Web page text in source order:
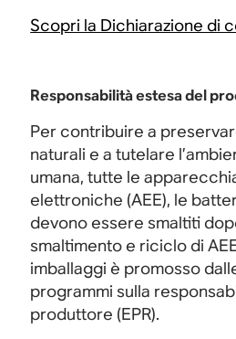
Scopri la Dichiarazione di
Responsabilità estesa del
Per contribuire a
naturali e a tutelare
umana, tutte le
elettroniche (AEE), le
devono essere smaltiti
smaltimento e riciclo di
imballaggi è promosso
programmi sulla
produttore (EPR).